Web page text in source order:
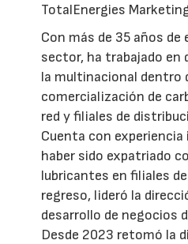
TotalEnergies
Con más de 35 años de
sector, ha trabajado en
la multinacional dentro
comercialización de
red y filiales de
Cuenta con
haber sido expatriado
lubricantes en filiales
regreso, lideró la
desarrollo de negocios
Desde 2023 retomó la